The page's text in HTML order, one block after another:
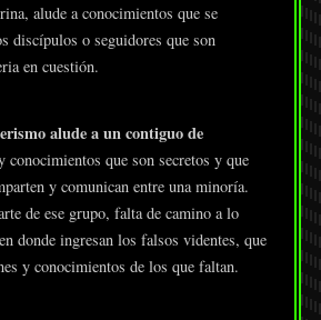
alude a conocimientos que se
discípulos o seguidores que son
en cuestión.
alude a un contiguo de
conocimientos que son secretos y que
y comunican entre una minoría.
de ese grupo, falta de camino a lo
donde ingresan los falsos videntes, que
y conocimientos de los que faltan.